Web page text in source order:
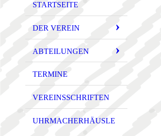
STARTSEITE
DER VEREIN
ABTEILUNGEN
TERMINE
VEREINSSCHRIFTEN
UHRMACHERHÄUSLE